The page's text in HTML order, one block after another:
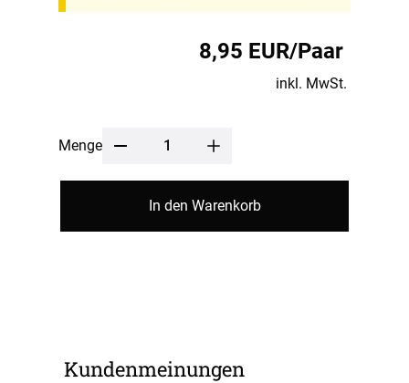
8,95 EUR/Paar
inkl. MwSt.
Menge
In den Warenkorb
Kundenmeinungen